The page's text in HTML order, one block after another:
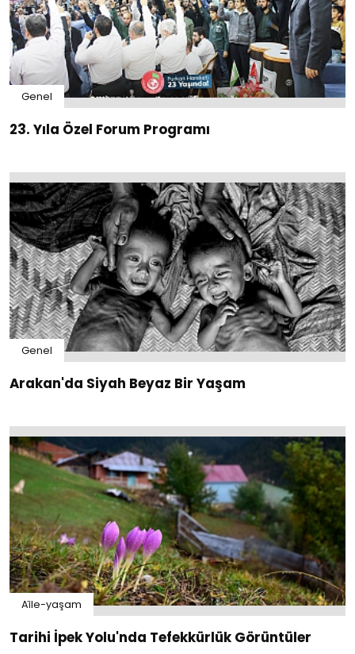
Genel
23. Yıla Özel Forum Programı
Genel
Arakan'da Siyah Beyaz Bir Yaşam
Ai̇le-yaşam
Tarihi İpek Yolu'nda Tefekkürlük Görüntüler